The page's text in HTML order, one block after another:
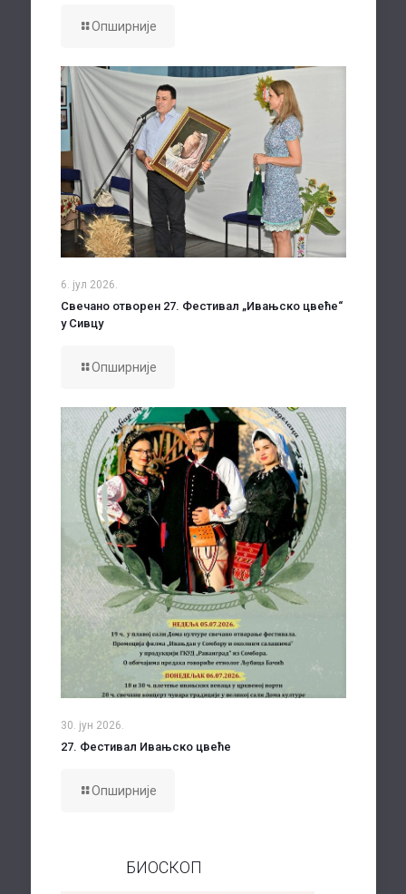
Опширније
6. јул 2026.
Свечано отворен 27. Фестивал „Ивањско цвеће“
у Сивцу
Опширније
30. јун 2026.
27. Фестивал Ивањско цвеће
Опширније
БИОСКОП